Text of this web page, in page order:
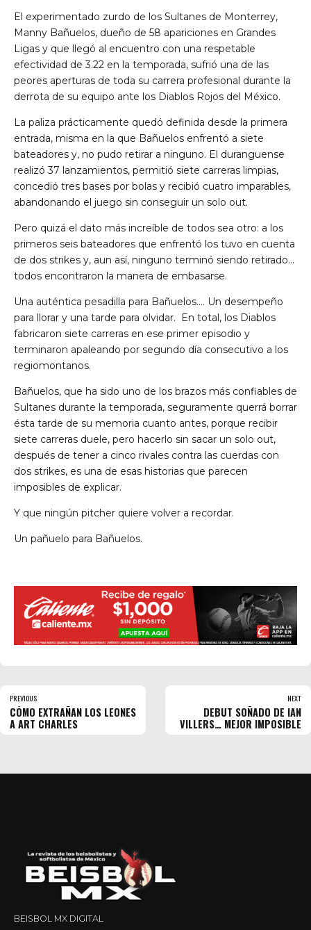
El experimentado zurdo de los Sultanes de Monterrey,
Manny Bañuelos, dueño de 58 apariciones en Grandes
Ligas y que llegó al encuentro con una respetable
efectividad de 3.22 en la temporada, sufrió una de las
peores aperturas de toda su carrera profesional durante la
derrota de su equipo ante los Diablos Rojos del México.
La paliza prácticamente quedó definida desde la primera
entrada, misma en la que Bañuelos enfrentó a siete
bateadores y, no pudo retirar a ninguno. El duranguense
realizó 37 lanzamientos, permitió siete carreras limpias,
concedió tres bases por bolas y recibió cuatro imparables,
abandonando el juego sin conseguir un solo out.
Pero quizá el dato más increíble de todos sea otro: a los
primeros seis bateadores que enfrentó los tuvo en cuenta
de dos strikes y, aun así, ninguno terminó siendo retirado…
todos encontraron la manera de embasarse.
Una auténtica pesadilla para Bañuelos…. Un desempeño
para llorar y una tarde para olvidar. En total, los Diablos
fabricaron siete carreras en ese primer episodio y
terminaron apaleando por segundo día consecutivo a los
regiomontanos.
Bañuelos, que ha sido uno de los brazos más confiables de
Sultanes durante la temporada, seguramente querrá borrar
ésta tarde de su memoria cuanto antes, porque recibir
siete carreras duele, pero hacerlo sin sacar un solo out,
después de tener a cinco rivales contra las cuerdas con
dos strikes, es una de esas historias que parecen
imposibles de explicar.
Y que ningún pitcher quiere volver a recordar.
Un pañuelo para Bañuelos.
PREVIOUS
CÓMO EXTRAÑAN LOS LEONES
A ART CHARLES
NEXT
DEBUT SOÑADO DE IAN
VILLERS… MEJOR IMPOSIBLE
BEISBOL MX DIGITAL